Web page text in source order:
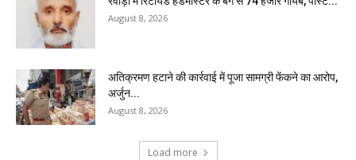
August 8, 2026
अतिक्रमण हटाने की कार्रवाई में पूजा सामग्री फेंकने का आरोप,
अर्जुन...
August 8, 2026
Load more